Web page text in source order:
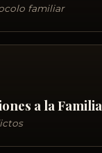
familiar
a la Familia